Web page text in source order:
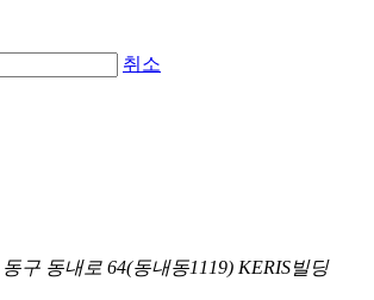
취소
구 동내로 64(동내동1119) KERIS빌딩